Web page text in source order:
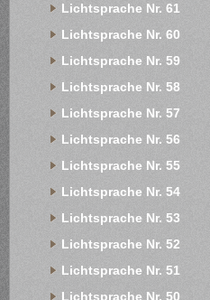
Lichtsprache Nr. 61
Lichtsprache Nr. 60
Lichtsprache Nr. 59
Lichtsprache Nr. 58
Lichtsprache Nr. 57
Lichtsprache Nr. 56
Lichtsprache Nr. 55
Lichtsprache Nr. 54
Lichtsprache Nr. 53
Lichtsprache Nr. 52
Lichtsprache Nr. 51
Lichtsprache Nr. 50